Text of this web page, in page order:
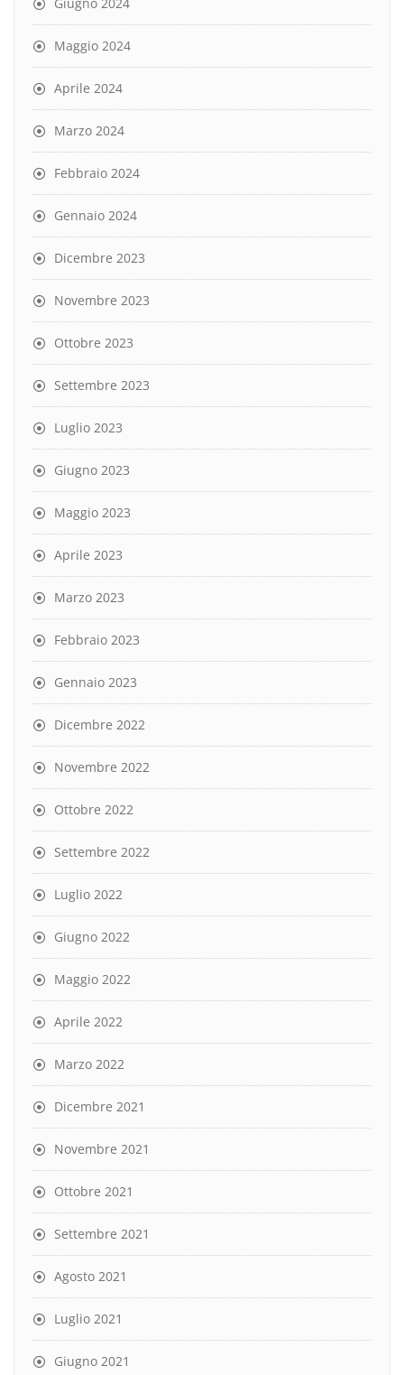
Maggio 2024
Aprile 2024
Marzo 2024
Febbraio 2024
Gennaio 2024
Dicembre 2023
Novembre 2023
Ottobre 2023
Settembre 2023
Luglio 2023
Giugno 2023
Maggio 2023
Aprile 2023
Marzo 2023
Febbraio 2023
Gennaio 2023
Dicembre 2022
Novembre 2022
Ottobre 2022
Settembre 2022
Luglio 2022
Giugno 2022
Maggio 2022
Aprile 2022
Marzo 2022
Dicembre 2021
Novembre 2021
Ottobre 2021
Settembre 2021
Agosto 2021
Luglio 2021
Giugno 2021